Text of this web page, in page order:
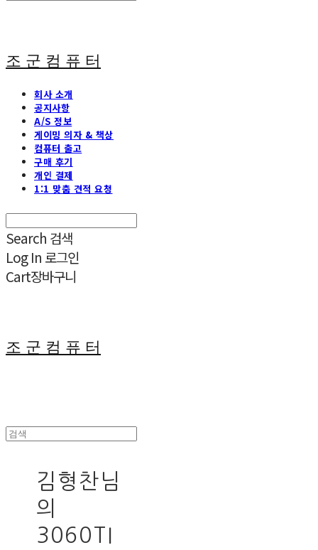
조 군 컴 퓨 터
회사 소개
공지사항
A/S 정보
게이밍 의자 & 책상
컴퓨터 출고
구매 후기
개인 결제
1:1 맞춤 견적 요청
Search 검색
Log In 로그인
Cart장바구니
조 군 컴 퓨 터
김형찬님
의
3060TI